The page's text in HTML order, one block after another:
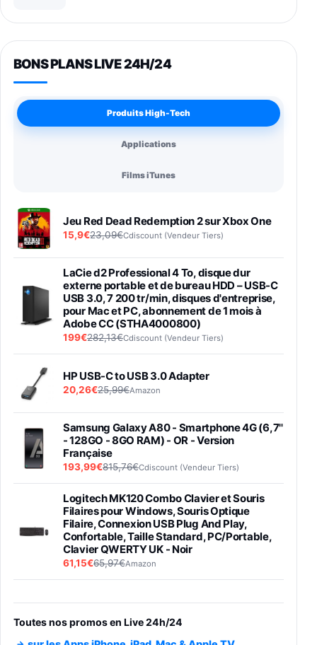
BONS PLANS LIVE 24H/24
Produits High-Tech
Applications
Films iTunes
Jeu Red Dead Redemption 2 sur Xbox One
15,9€23,09€Cdiscount (Vendeur Tiers)
LaCie d2 Professional 4 To, disque dur
externe portable et de bureau HDD – USB-C
USB 3.0, 7 200 tr/min, disques d'entreprise,
pour Mac et PC, abonnement de 1 mois à
Adobe CC (STHA4000800)
199€282,13€Cdiscount (Vendeur Tiers)
HP USB-C to USB 3.0 Adapter
20,26€25,99€Amazon
Samsung Galaxy A80 - Smartphone 4G (6,7''
- 128GO - 8GO RAM) - OR - Version
Française
193,99€815,76€Cdiscount (Vendeur Tiers)
Logitech MK120 Combo Clavier et Souris
Filaires pour Windows, Souris Optique
Filaire, Connexion USB Plug And Play,
Confortable, Taille Standard, PC/Portable,
Clavier QWERTY UK - Noir
61,15€65,97€Amazon
entraénement direct 3 vitesses (33-45-78
trs/min) avec pre-ampli intégré et port USB
Toutes nos promos en Live 24h/24